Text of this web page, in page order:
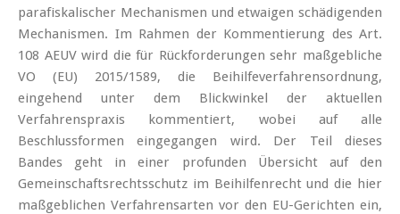
parafiskalischer Mechanismen und etwaigen schädigenden
Mechanismen. Im Rahmen der Kommentierung des Art.
108 AEUV wird die für Rückforderungen sehr maßgebliche
VO (EU) 2015/1589, die Beihilfeverfahrensordnung,
eingehend unter dem Blickwinkel der aktuellen
Verfahrenspraxis kommentiert, wobei auf alle
Beschlussformen eingegangen wird. Der Teil dieses
Bandes geht in einer profunden Übersicht auf den
Gemeinschaftsrechtsschutz im Beihilfenrecht und die hier
maßgeblichen Verfahrensarten vor den EU-Gerichten ein,